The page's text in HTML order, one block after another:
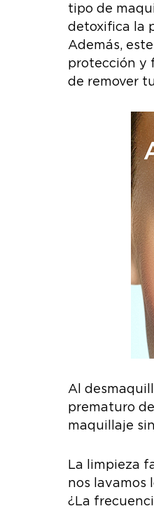
tipo de
detoxifica la
Además,
protección y
de remover
Al
prematuro
maquillaje
La limpieza
nos lavamos
¿La